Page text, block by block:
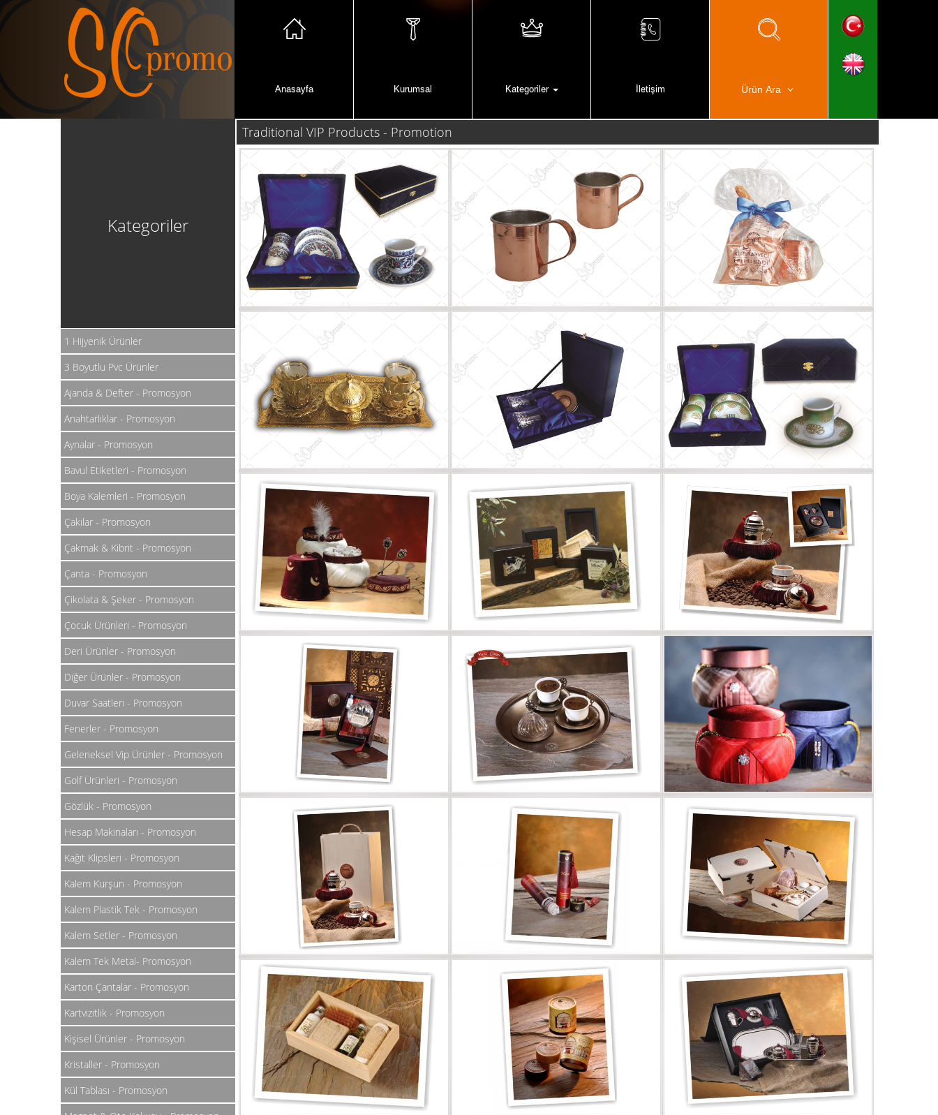
Anasayfa Kurumsal Kategoriler İletişim Ürün Ara
Kategoriler
1 Hijyenik Ürünler
3 Boyutlu Pvc Ürünler
Ajanda & Defter - Promosyon
Anahtarlıklar - Promosyon
Aynalar - Promosyon
Bavul Etiketleri - Promosyon
Boya Kalemleri - Promosyon
Çakılar - Promosyon
Çakmak & Kibrit - Promosyon
Çanta - Promosyon
Çikolata & Şeker - Promosyon
Çocuk Ürünleri - Promosyon
Deri Ürünler - Promosyon
Diğer Ürünler - Promosyon
Duvar Saatleri - Promosyon
Fenerler - Promosyon
Geleneksel Vip Ürünler - Promosyon
Golf Ürünleri - Promosyon
Gözlük - Promosyon
Hesap Makinaları - Promosyon
Kağıt Klipsleri - Promosyon
Kalem Kurşun - Promosyon
Kalem Plastik Tek - Promosyon
Kalem Setler - Promosyon
Kalem Tek Metal- Promosyon
Karton Çantalar - Promosyon
Kartvizitlik - Promosyon
Kişisel Ürünler - Promosyon
Kristaller - Promosyon
Kül Tablası - Promosyon
Traditional VIP Products - Promotion